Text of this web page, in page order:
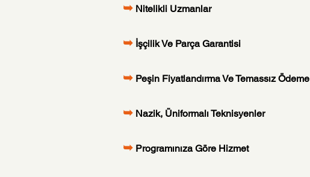
➥ Nitelikli Uzmanlar
➥ İşçilik Ve Parça Garantisi
➥ Peşin Fiyatlandırma Ve Temassız Ödeme
➥ Nazik, Üniformalı Teknisyenler
➥ Programınıza Göre Hizmet